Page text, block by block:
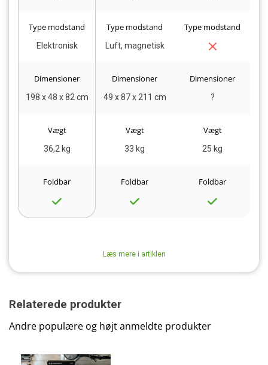
Type modstand
Elektronisk
Type modstand
Luft, magnetisk
Type modstand
Dimensioner
198 x 48 x 82 cm
Dimensioner
49 x 87 x 211 cm
Dimensioner
?
Vægt
36,2 kg
Vægt
33 kg
Vægt
25 kg
Foldbar Foldbar Foldbar
Læs mere i artiklen
Relaterede produkter
Andre populære og højt anmeldte produkter